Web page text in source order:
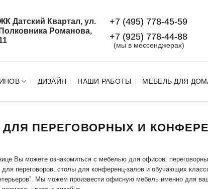
Датский Квартал, ул.
Полковника Романова,
+7 (495) 778-45-59
+7 (925) 778‑44‑88
(мы в мессенджерах)
ДИЗАЙН НАШИ РАБОТЫ МЕБЕЛЬ ДЛЯ
ДЛЯ ПЕРЕГОВОРНЫХ И
Вы можете ознакомиться с мебелью для офисов:
переговоров, столы для конференц-залов и обучающих
Мы можем произвести офисную мебель именно для